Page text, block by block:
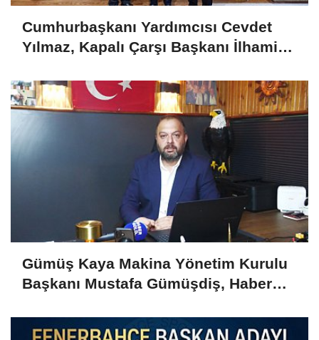
Cumhurbaşkanı Yardımcısı Cevdet
Yılmaz, Kapalı Çarşı Başkanı İlhami
Gümüş Kaya Makina Yönetim Kurulu
Başkanı Mustafa Gümüşdiş, Haber